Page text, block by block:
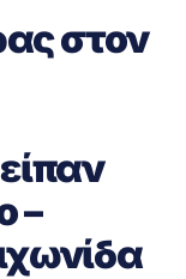
στον
–